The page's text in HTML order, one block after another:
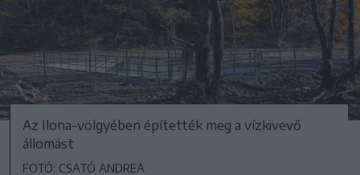
Az Ilona-völgyében építették meg a vízkivevő
állomást
FOTÓ: CSATÓ ANDREA